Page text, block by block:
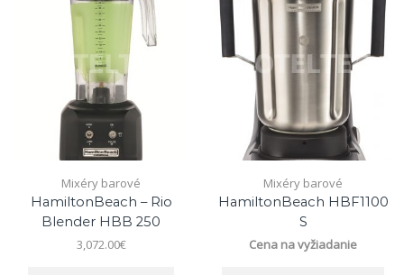
Mixéry barové
HamiltonBeach – Rio
Blender HBB 250
3,072.00€
Mixéry barové
HamiltonBeach HBF1100
S
Cena na vyžiadanie